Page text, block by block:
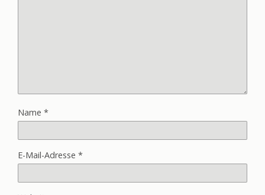
Name *
E-Mail-Adresse *